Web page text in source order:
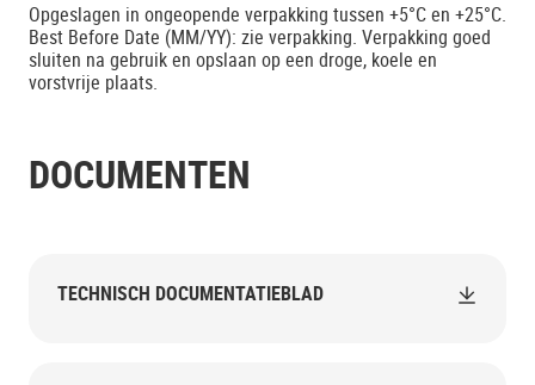
Opgeslagen in ongeopende verpakking tussen +5°C en +25°C.
Best Before Date (MM/YY): zie verpakking. Verpakking goed
sluiten na gebruik en opslaan op een droge, koele en
vorstvrije plaats.
DOCUMENTEN
TECHNISCH DOCUMENTATIEBLAD